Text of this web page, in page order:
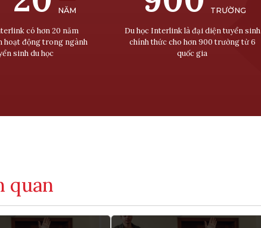
NĂM
có hơn 20 năm
hoạt động trong ngành
sinh du học
TRƯỜNG
Du học Interlink là đại diện tuyển sinh
chính thức cho hơn 900 trường từ 6
quốc gia
quan